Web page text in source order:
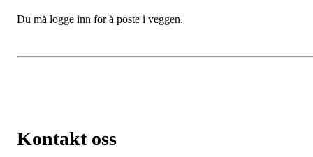
Du må logge inn for å poste i veggen.
Kontakt oss